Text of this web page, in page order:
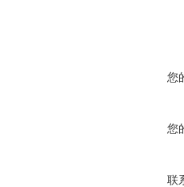
您
您
联